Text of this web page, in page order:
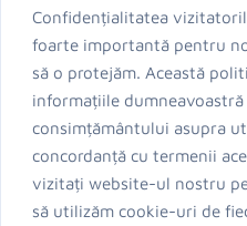
Confidențialitatea
foarte importantă pentru
să o protejăm. Această
informațiile dumneavoastră
consimțământului asupra
concordanță cu termenii
vizitați website-ul nostru
să utilizăm cookie-uri de